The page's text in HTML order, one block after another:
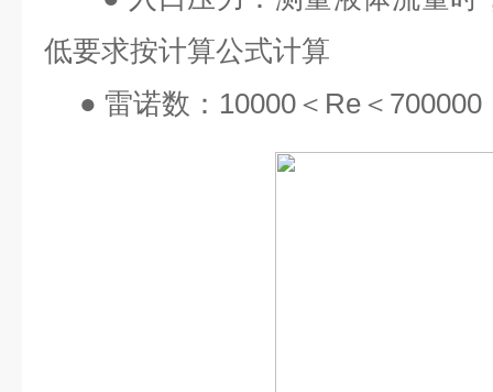
低要求按计算公式计算
● 雷诺数： 10000 ＜ Re ＜ 700000